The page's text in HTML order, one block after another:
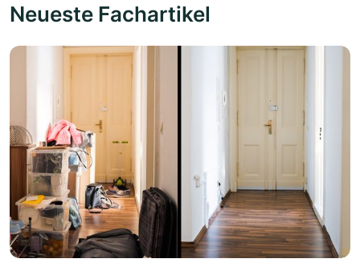
Neueste Fachartikel